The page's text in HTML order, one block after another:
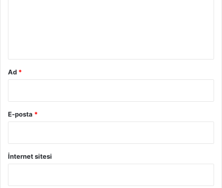
Ad *
E-posta *
İnternet sitesi